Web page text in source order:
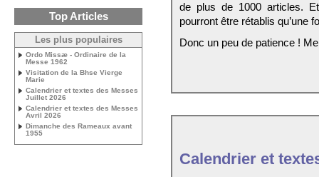
de plus de 1000 articles.
pourront être rétablis qu’une
Donc un peu de patience !
Calendrier et
Top Articles
Les plus populaires
Ordo Missæ - Ordinaire de la
Messe 1962
Visitation de la Bhse Vierge
Marie
Calendrier et textes des Messes
Juillet 2026
Calendrier et textes des Messes
Avril 2026
Dimanche des Rameaux avant
1955